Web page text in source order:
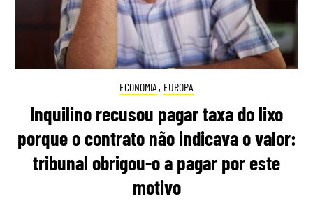
ECONOMIA , EUROPA
Inquilino recusou pagar taxa do lixo
porque o contrato não indicava o valor:
tribunal obrigou-o a pagar por este
motivo